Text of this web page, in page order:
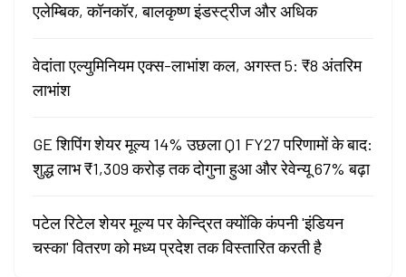
एलेम्बिक, कॉनकॉर, बालकृष्ण इंडस्ट्रीज और अधिक
वेदांता एल्युमिनियम एक्स-लाभांश कल, अगस्त 5: ₹8 अंतरिम
लाभांश
GE शिपिंग शेयर मूल्य 14% उछला Q1 FY27 परिणामों के बाद:
शुद्ध लाभ ₹1,309 करोड़ तक दोगुना हुआ और रेवेन्यू 67% बढ़ा
पटेल रिटेल शेयर मूल्य पर केन्द्रित क्योंकि कंपनी 'इंडियन
चस्का' वितरण को मध्य प्रदेश तक विस्तारित करती है